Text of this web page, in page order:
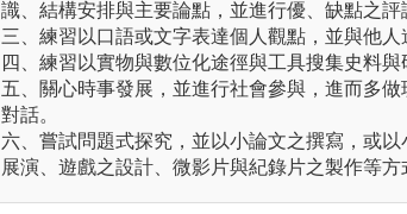
識、結構安排與主要論點，並進行優、缺點之評
三、練習以口語或文字表達個人觀點，並與他人
四、練習以實物與數位化途徑與工具搜集史料與
五、關心時事發展，並進行社會參與，進而多
對話。
六、嘗試問題式探究，並以小論文之撰寫，或以
展演、遊戲之設計、微影片與紀錄片之製作等方